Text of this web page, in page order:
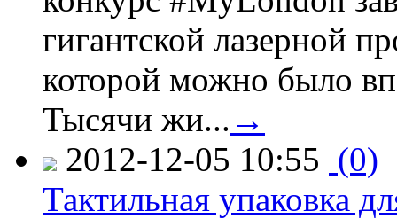
гигантской лазерной
которой можно было
Тысячи жи... →
2012-12-05 10:55 (0)
Тактильная упаковка